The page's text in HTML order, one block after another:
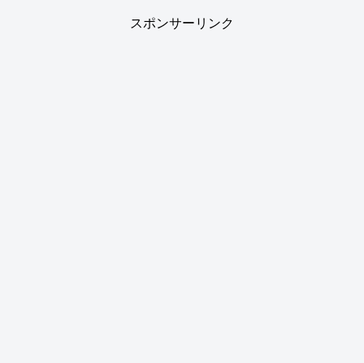
スポンサーリンク